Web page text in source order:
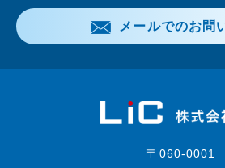
メールでのお問
〒060-0001